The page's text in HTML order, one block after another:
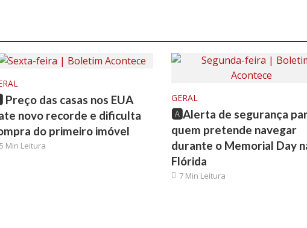
das casas nos EUA
novo recorde e dificulta
do primeiro imóvel
5 Min Leitura
GERAL
🅰️Alerta de segurança
quem pretende navegar
durante o Memorial Day
Flórida
7 Min Leitura